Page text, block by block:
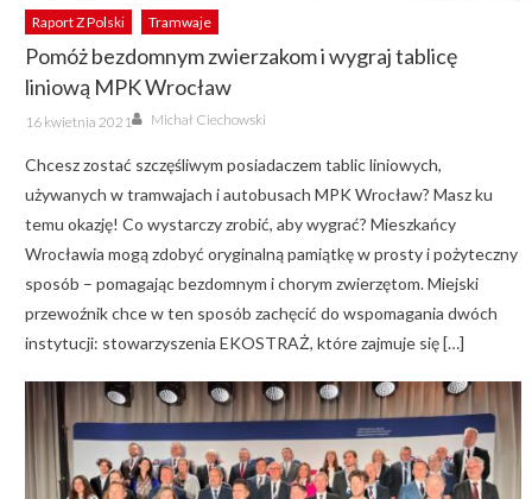
Raport Z Polski Tramwaje
Pomóż bezdomnym zwierzakom i wygraj tablicę
liniową MPK Wrocław
Posted
on
16 kwietnia 2021 Author
Michał Ciechowski
Chcesz zostać szczęśliwym posiadaczem tablic liniowych,
używanych w tramwajach i autobusach MPK Wrocław? Masz ku
temu okazję! Co wystarczy zrobić, aby wygrać? Mieszkańcy
Wrocławia mogą zdobyć oryginalną pamiątkę w prosty i pożyteczny
sposób – pomagając bezdomnym i chorym zwierzętom. Miejski
przewoźnik chce w ten sposób zachęcić do wspomagania dwóch
instytucji: stowarzyszenia EKOSTRAŻ, które zajmuje się […]